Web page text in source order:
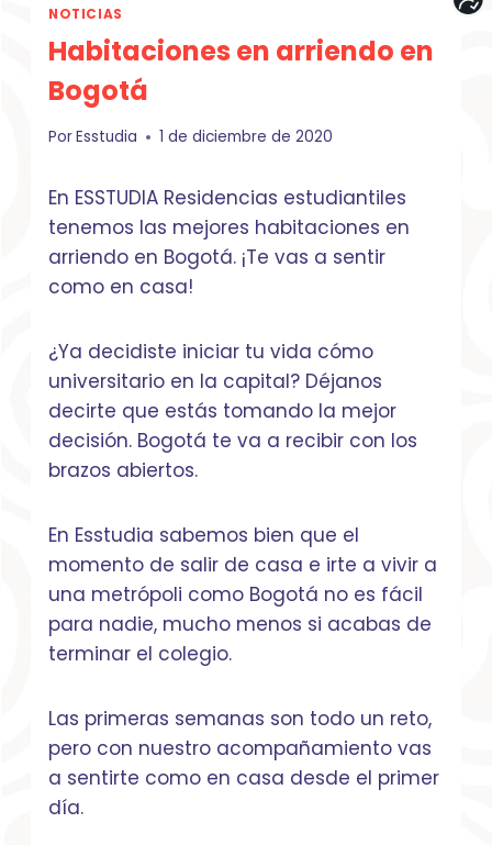
NOTICIAS
Habitaciones en arriendo en
Bogotá
PorEsstudia 1 de diciembre de 2020
En ESSTUDIA Residencias estudiantiles
tenemos las mejores habitaciones en
arriendo en Bogotá. ¡Te vas a sentir
como en casa!
¿Ya decidiste iniciar tu vida cómo
universitario en la capital? Déjanos
decirte que estás tomando la mejor
decisión. Bogotá te va a recibir con los
brazos abiertos.
En Esstudia sabemos bien que el
momento de salir de casa e irte a vivir a
una metrópoli como Bogotá no es fácil
para nadie, mucho menos si acabas de
terminar el colegio.
Las primeras semanas son todo un reto,
pero con nuestro acompañamiento vas
a sentirte como en casa desde el primer
día.